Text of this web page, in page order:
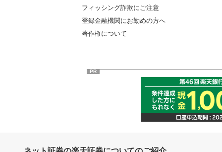
フィッシング詐欺にご注意
登録金融機関にお勤めの方へ
著作権について
PR